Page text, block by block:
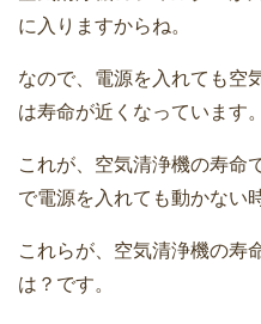
に入りますからね。
なので、電源を入れても空
は寿命が近くなっています。
これが、空気清浄機の寿命
で電源を入れても動かない
これらが、空気清浄機の寿
は？です。